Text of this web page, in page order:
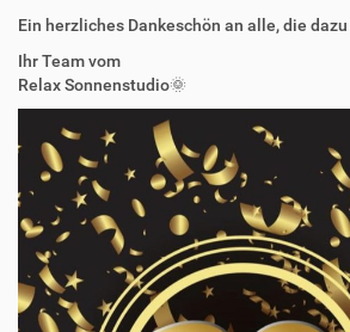
Ein herzliches Dankeschön an alle, die
Ihr Team vom
Relax Sonnenstudio🌞